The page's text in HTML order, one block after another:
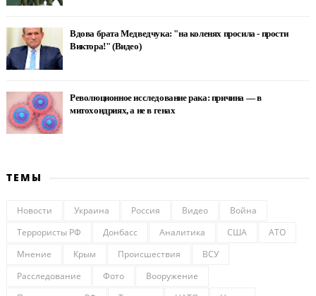
Вдова брата Медведчука: "на коленях просила - прости
Виктора!" (Видео)
Революционное исследование рака: причина — в
митохондриях, а не в генах
ТЕМЫ
Новости Украина Россия Видео
Война
Террористы РФ
Донбасс Аналитика США
АТО
Мнение
Крым Происшествия
ВСУ
Расследование
Фото
Вооружение